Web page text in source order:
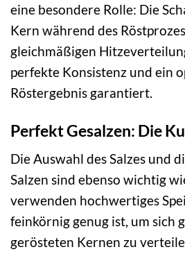
eine besondere Rolle: Die
Kern während des
gleichmäßigen
perfekte Konsistenz und ein
Röstergebnis garantiert.
Perfekt Gesalzen: Die
Die Auswahl des Salzes und
Salzen sind ebenso wichtig
verwenden hochwertiges
feinkörnig genug ist, um sich
gerösteten Kernen zu